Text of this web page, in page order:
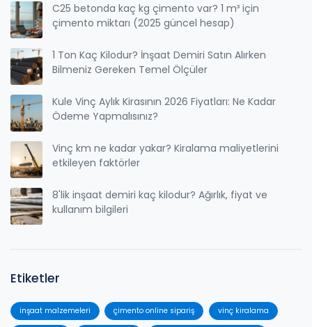
C25 betonda kaç kg çimento var? 1 m³ için
çimento miktarı (2025 güncel hesap)
1 Ton Kaç Kilodur? İnşaat Demiri Satın Alırken
Bilmeniz Gereken Temel Ölçüler
Kule Vinç Aylık Kirasının 2026 Fiyatları: Ne Kadar
Ödeme Yapmalısınız?
Vinç km ne kadar yakar? Kiralama maliyetlerini
etkileyen faktörler
8'lik inşaat demiri kaç kilodur? Ağırlık, fiyat ve
kullanım bilgileri
Etiketler
inşaat malzemeleri çimento online sipariş vinç kiralama